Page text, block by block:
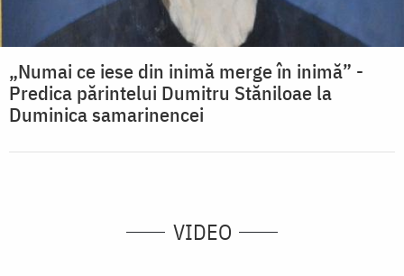
„Numai ce iese din inimă merge în inimă” -
Predica părintelui Dumitru Stăniloae la
Duminica samarinencei
VIDEO